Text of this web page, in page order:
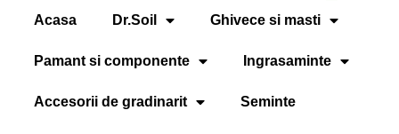
Acasa Dr.Soil Ghivece si masti
Pamant si componente Ingrasaminte
Accesorii de gradinarit Seminte